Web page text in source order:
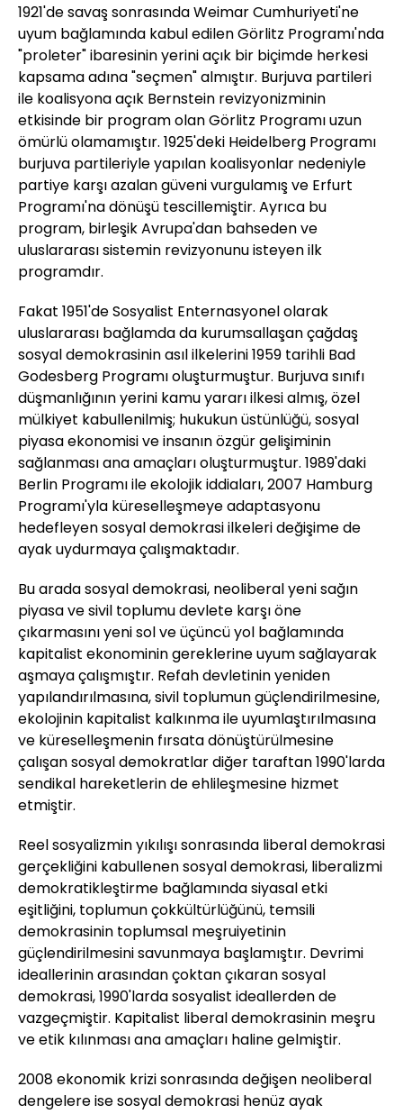
1921'de savaş sonrasında Weimar Cumhuriyeti'ne
uyum bağlamında kabul edilen Görlitz Programı'nda
"proleter" ibaresinin yerini açık bir biçimde herkesi
kapsama adına "seçmen" almıştır. Burjuva partileri
ile koalisyona açık Bernstein revizyonizminin
etkisinde bir program olan Görlitz Programı uzun
ömürlü olamamıştır. 1925'deki Heidelberg Programı
burjuva partileriyle yapılan koalisyonlar nedeniyle
partiye karşı azalan güveni vurgulamış ve Erfurt
Programı'na dönüşü tescillemiştir. Ayrıca bu
program, birleşik Avrupa'dan bahseden ve
uluslararası sistemin revizyonunu isteyen ilk
programdır.
Fakat 1951'de Sosyalist Enternasyonel olarak
uluslararası bağlamda da kurumsallaşan çağdaş
sosyal demokrasinin asıl ilkelerini 1959 tarihli Bad
Godesberg Programı oluşturmuştur. Burjuva sınıfı
düşmanlığının yerini kamu yararı ilkesi almış, özel
mülkiyet kabullenilmiş; hukukun üstünlüğü, sosyal
piyasa ekonomisi ve insanın özgür gelişiminin
sağlanması ana amaçları oluşturmuştur. 1989'daki
Berlin Programı ile ekolojik iddiaları, 2007 Hamburg
Programı'yla küreselleşmeye adaptasyonu
hedefleyen sosyal demokrasi ilkeleri değişime de
ayak uydurmaya çalışmaktadır.
Bu arada sosyal demokrasi, neoliberal yeni sağın
piyasa ve sivil toplumu devlete karşı öne
çıkarmasını yeni sol ve üçüncü yol bağlamında
kapitalist ekonominin gereklerine uyum sağlayarak
aşmaya çalışmıştır. Refah devletinin yeniden
yapılandırılmasına, sivil toplumun güçlendirilmesine,
ekolojinin kapitalist kalkınma ile uyumlaştırılmasına
ve küreselleşmenin fırsata dönüştürülmesine
çalışan sosyal demokratlar diğer taraftan 1990'larda
sendikal hareketlerin de ehlileşmesine hizmet
etmiştir.
Reel sosyalizmin yıkılışı sonrasında liberal demokrasi
gerçekliğini kabullenen sosyal demokrasi, liberalizmi
demokratikleştirme bağlamında siyasal etki
eşitliğini, toplumun çokkültürlüğünü, temsili
demokrasinin toplumsal meşruiyetinin
güçlendirilmesini savunmaya başlamıştır. Devrimi
ideallerinin arasından çoktan çıkaran sosyal
demokrasi, 1990'larda sosyalist ideallerden de
vazgeçmiştir. Kapitalist liberal demokrasinin meşru
ve etik kılınması ana amaçları haline gelmiştir.
2008 ekonomik krizi sonrasında değişen neoliberal
dengelere ise sosyal demokrasi henüz ayak